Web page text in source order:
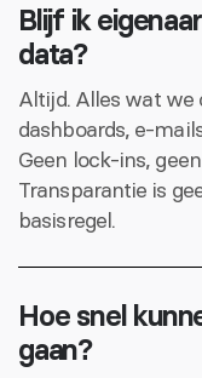
Blijf ik
data?
Altijd. Alles wat we
dashboards, e-
Geen lock-ins,
Transparantie is
basisregel.
Hoe snel
gaan?